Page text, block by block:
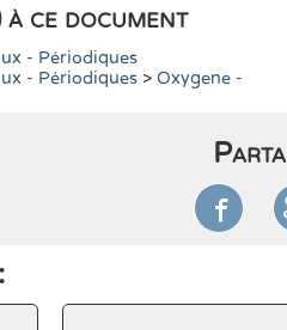
à ce document
- Périodiques
- Périodiques > Oxygene -
